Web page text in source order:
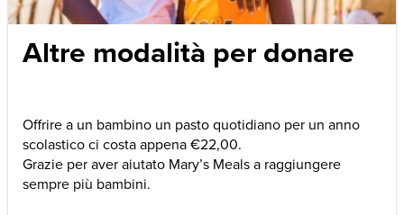
Altre modalità per donare
Offrire a un bambino un pasto quotidiano per un anno
scolastico ci costa appena €22,00.
Grazie per aver aiutato Mary’s Meals a raggiungere
sempre più bambini.